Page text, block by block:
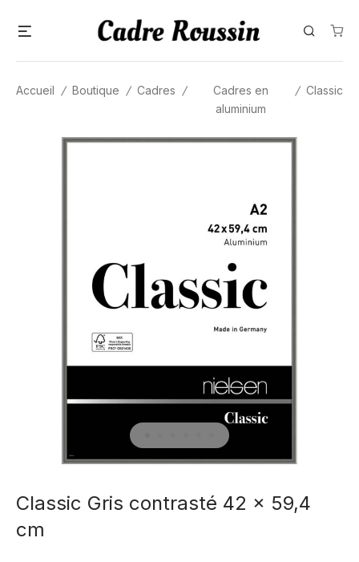
Search
Accueil / Boutique / Cadres /
Cadres en
aluminium
/ Classic
Classic Gris contrasté 42 x 59,4
cm